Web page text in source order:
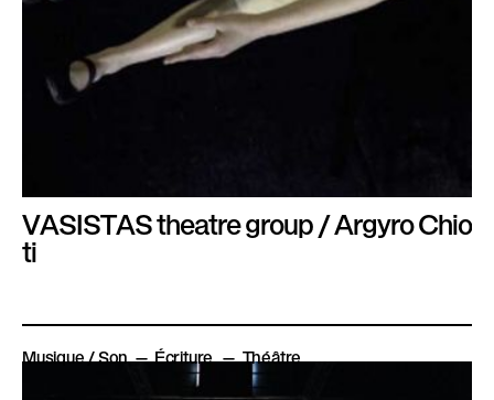
VASISTAS theatre group / Argyro Chio
ti
Musique / Son Écriture Théâtre